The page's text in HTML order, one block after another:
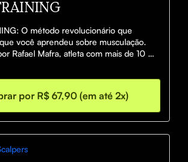
O método revolucionário que
você aprendeu sobre musculação.
Rafael Mafra, atleta com mais de 10
em metade do tempo, treinando menos
por R$ 67,90 (em até 2x)